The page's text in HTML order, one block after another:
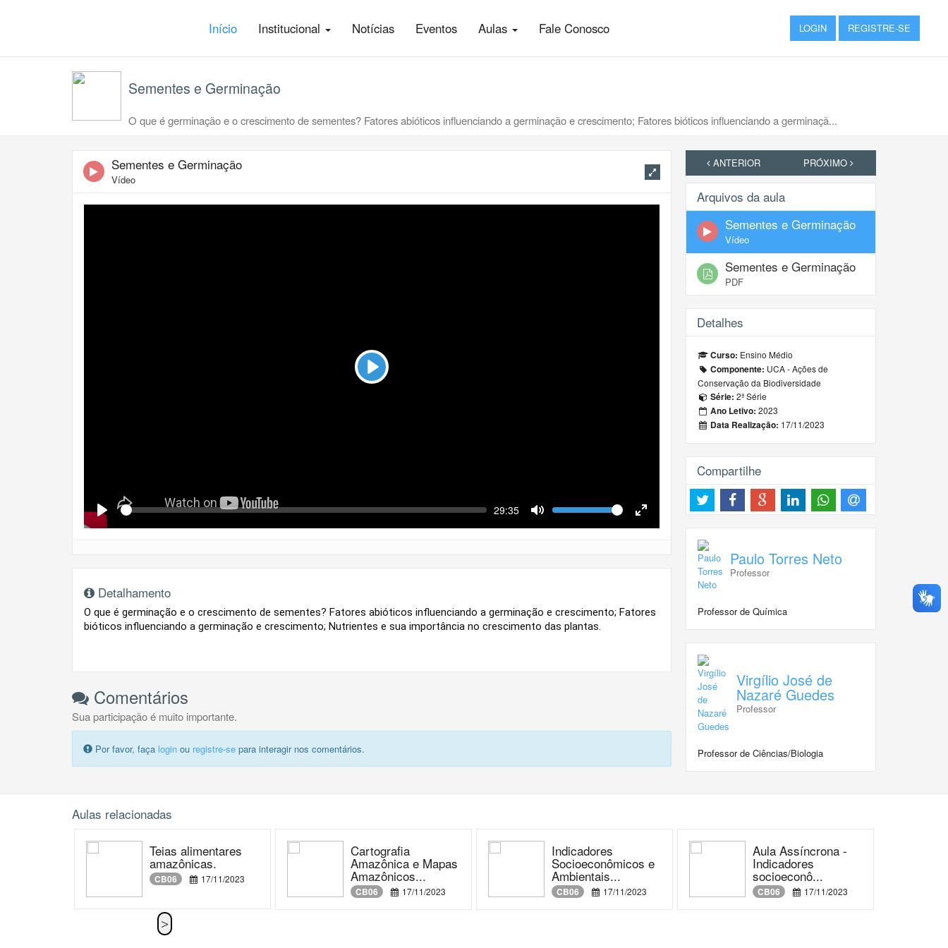
Início Institucional Notícias Eventos Aulas Fale Conosco LOGIN REGISTRE-SE
Sementes e Germinação
O que é germinação e o crescimento de sementes? Fatores abióticos influenciando a germinação e crescimento; Fatores bióticos influenciando a germinaçã...
Sementes e Germinação
Vídeo
Play
Play
Seek Current
29:35
Mute
Volume
Fullscreen
Detalhamento
O que é germinação e o crescimento de sementes? Fatores abióticos influenciando a germinação e crescimento; Fatores
bióticos influenciando a germinação e crescimento; Nutrientes e sua importância no crescimento das plantas.
Comentários
Sua participação é muito importante.
Por favor, faça login ou registre-se para interagir nos comentários.
ANTERIOR PRÓXIMO
Arquivos da aula
Sementes e Germinação
Vídeo
Sementes e Germinação
PDF
Detalhes
Curso: Ensino Médio
Componente: UCA - Ações de
Conservação da Biodiversidade
Série: 2ª Série
Ano Letivo: 2023
Data Realização: 17/11/2023
Compartilhe
Paulo Torres Neto
Professor
Professor de Química
Virgílio José de
Nazaré Guedes
Professor
Professor de Ciências/Biologia
Aulas relacionadas
Teias alimentares
amazônicas.
CB06 17/11/2023
Cartografia
Amazônica e Mapas
Amazônicos...
CB06 17/11/2023
Indicadores
Socioeconômicos e
Ambientais...
CB06 17/11/2023
Aula Assíncrona -
Indicadores
socioeconô...
CB06 17/11/2023